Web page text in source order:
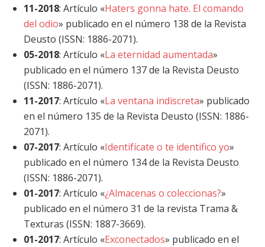
11-2018: Artículo «Haters gonna hate. El comando
del odio» publicado en el número 138 de la Revista
Deusto (ISSN: 1886-2071).
05-2018: Artículo «La eternidad aumentada»
publicado en el número 137 de la Revista Deusto
(ISSN: 1886-2071).
11-2017: Artículo «La ventana indiscreta» publicado
en el número 135 de la Revista Deusto (ISSN: 1886-
2071).
07-2017: Artículo «Identifícate o te identifico yo»
publicado en el número 134 de la Revista Deusto
(ISSN: 1886-2071).
01-2017: Artículo «¿Almacenas o coleccionas?»
publicado en el número 31 de la revista Trama &
Texturas (ISSN: 1887-3669).
01-2017: Artículo «Exconectados» publicado en el